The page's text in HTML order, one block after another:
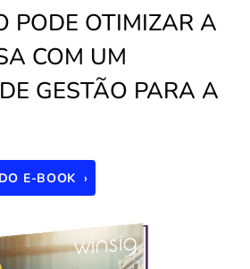
PODE OTIMIZAR A
COM UM
GESTÃO PARA A
E-BOOK ›